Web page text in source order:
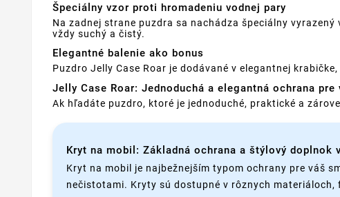
Špeciálny vzor proti hromadeniu vodnej pary
Na zadnej strane puzdra sa nachádza špeciálny
vždy suchý a čistý.
Elegantné balenie ako bonus
Puzdro Jelly Case Roar je dodávané v elegantnej
Jelly Case Roar: Jednoduchá a elegantná ochrana pre
Ak hľadáte puzdro, ktoré je jednoduché, praktické a
Kryt na mobil: Základná ochrana a štýlový doplnok
Kryt na mobil je najbežnejším typom ochrany pre váš
nečistotami. Kryty sú dostupné v rôznych